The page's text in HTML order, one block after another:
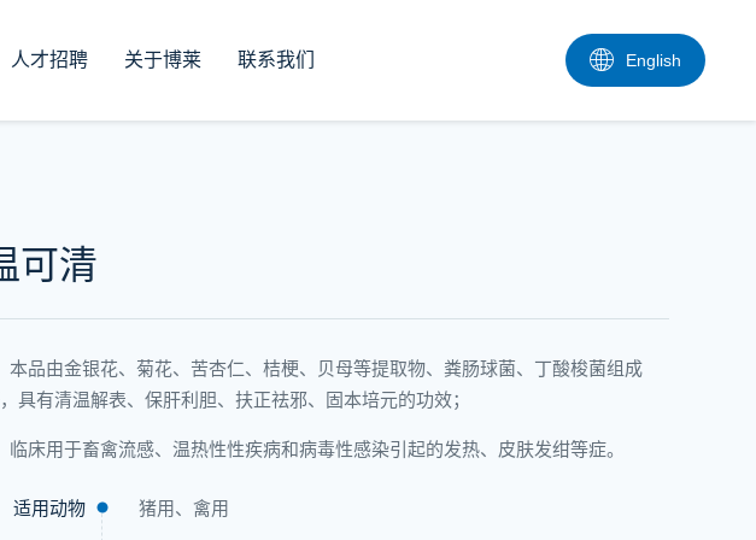
English
人才招聘 关于博莱 联系我们
可清
本品由金银花、菊花、苦杏仁、桔梗、贝母等提取物、粪肠球菌、丁酸梭菌组成
具有清温解表、保肝利胆、扶正祛邪、固本培元的功效；
临床用于畜禽流感、温热性性疾病和病毒性感染引起的发热、皮肤发绀等症。
适用动物 猪用、禽用